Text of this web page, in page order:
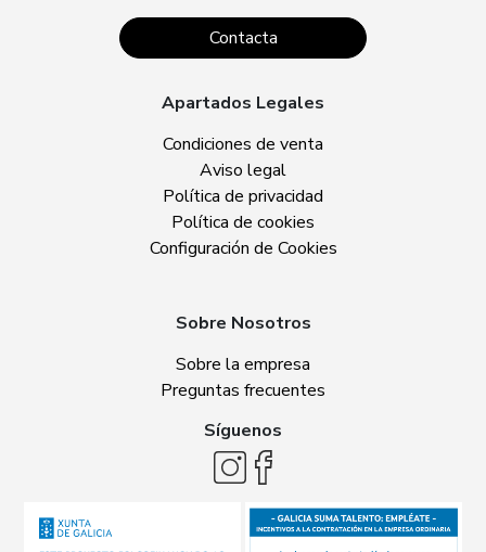
Contacta
Apartados Legales
Condiciones de venta
Aviso legal
Política de privacidad
Política de cookies
Configuración de Cookies
Sobre Nosotros
Sobre la empresa
Preguntas frecuentes
Síguenos